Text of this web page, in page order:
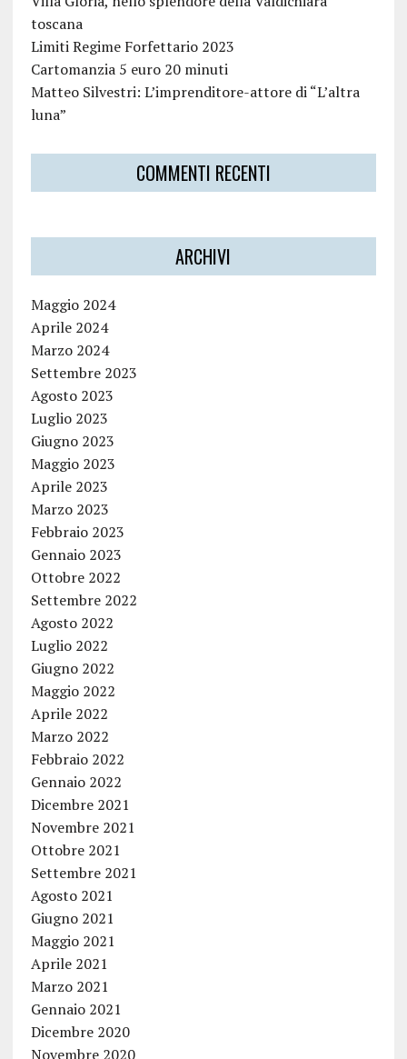
toscana
Limiti Regime Forfettario 2023
Cartomanzia 5 euro 20 minuti
Matteo Silvestri: L’imprenditore-attore di “L’altra
luna”
COMMENTI RECENTI
ARCHIVI
Maggio 2024
Aprile 2024
Marzo 2024
Settembre 2023
Agosto 2023
Luglio 2023
Giugno 2023
Maggio 2023
Aprile 2023
Marzo 2023
Febbraio 2023
Gennaio 2023
Ottobre 2022
Settembre 2022
Agosto 2022
Luglio 2022
Giugno 2022
Maggio 2022
Aprile 2022
Marzo 2022
Febbraio 2022
Gennaio 2022
Dicembre 2021
Novembre 2021
Ottobre 2021
Settembre 2021
Agosto 2021
Giugno 2021
Maggio 2021
Aprile 2021
Marzo 2021
Gennaio 2021
Dicembre 2020
Novembre 2020